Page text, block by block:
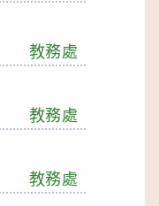
教務處
教務處
教務處